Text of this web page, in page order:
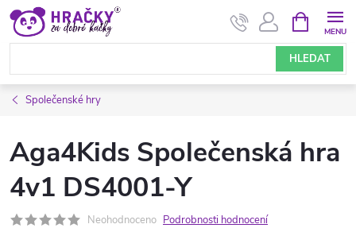
Přejít
obsah
HLEDAT
NÁKUPNÍ
KOŠÍK
Společenské hry
Aga4Kids Společenská hra
4v1 DS4001-Y
Neohodnoceno Podrobnosti hodnocení